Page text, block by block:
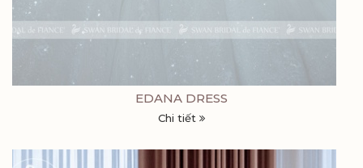
EDANA DRESS
Chi tiết